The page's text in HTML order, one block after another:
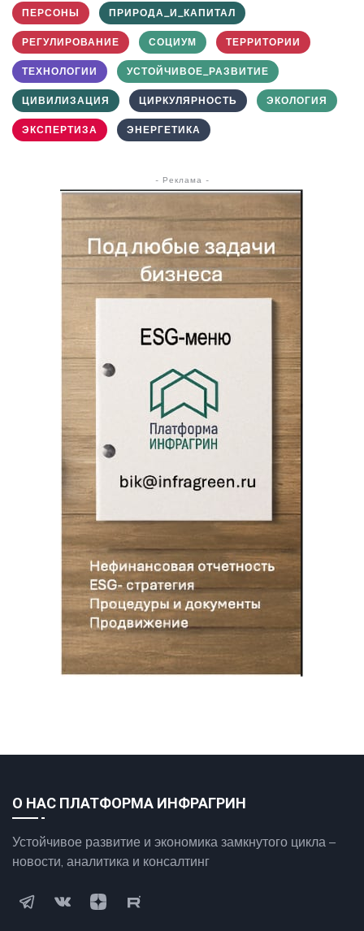
ПЕРСОНЫ ПРИРОДА_И_КАПИТАЛ
РЕГУЛИРОВАНИЕ СОЦИУМ ТЕРРИТОРИИ
ТЕХНОЛОГИИ УСТОЙЧИВОЕ_РАЗВИТИЕ
ЦИВИЛИЗАЦИЯ ЦИРКУЛЯРНОСТЬ ЭКОЛОГИЯ
ЭКСПЕРТИЗА ЭНЕРГЕТИКА
- Реклама -
О НАС ПЛАТФОРМА ИНФРАГРИН
Устойчивое развитие и экономика замкнутого цикла –
новости, аналитика и консалтинг